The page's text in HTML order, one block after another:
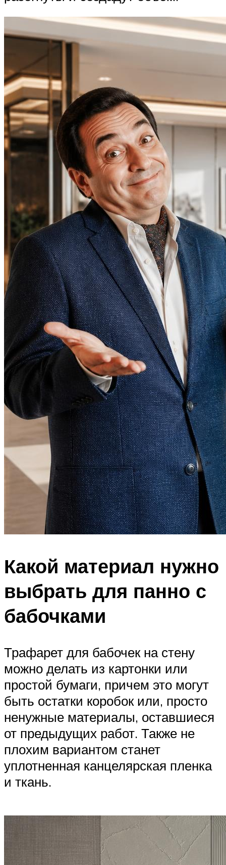
Какой материал нужно
выбрать для панно с
бабочками
Трафарет для бабочек на стену
можно делать из картонки или
простой бумаги, причем это могут
быть остатки коробок или, просто
ненужные материалы, оставшиеся
от предыдущих работ. Также не
плохим вариантом станет
уплотненная канцелярская пленка
и ткань.